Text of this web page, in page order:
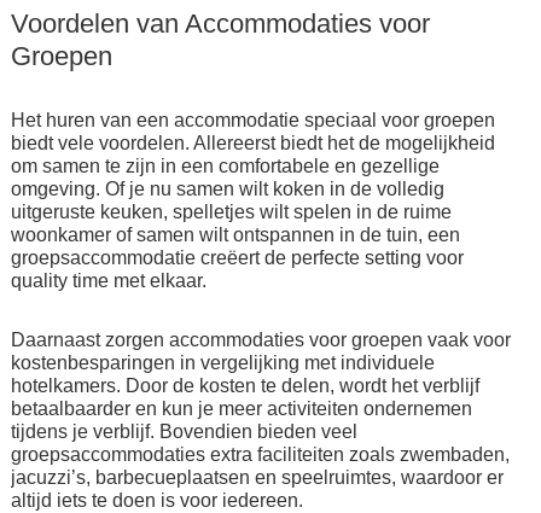
Voordelen van Accommodaties voor
Groepen
Het huren van een accommodatie speciaal voor groepen
biedt vele voordelen. Allereerst biedt het de mogelijkheid
om samen te zijn in een comfortabele en gezellige
omgeving. Of je nu samen wilt koken in de volledig
uitgeruste keuken, spelletjes wilt spelen in de ruime
woonkamer of samen wilt ontspannen in de tuin, een
groepsaccommodatie creëert de perfecte setting voor
quality time met elkaar.
Daarnaast zorgen accommodaties voor groepen vaak voor
kostenbesparingen in vergelijking met individuele
hotelkamers. Door de kosten te delen, wordt het verblijf
betaalbaarder en kun je meer activiteiten ondernemen
tijdens je verblijf. Bovendien bieden veel
groepsaccommodaties extra faciliteiten zoals zwembaden,
jacuzzi’s, barbecueplaatsen en speelruimtes, waardoor er
altijd iets te doen is voor iedereen.